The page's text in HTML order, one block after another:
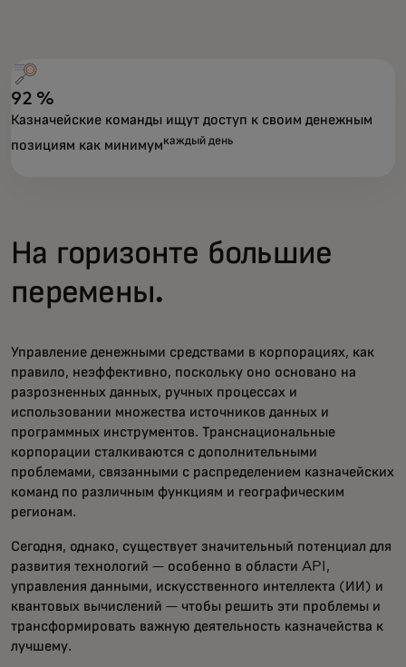
92 %
Казначейские команды ищут доступ к своим денежным
позициям как минимумкаждый день
На горизонте большие
перемены.
Управление денежными средствами в корпорациях, как
правило, неэффективно, поскольку оно основано на
разрозненных данных, ручных процессах и
использовании множества источников данных и
программных инструментов. Транснациональные
корпорации сталкиваются с дополнительными
проблемами, связанными с распределением казначейских
команд по различным функциям и географическим
регионам.
Сегодня, однако, существует значительный потенциал для
развития технологий — особенно в области API,
управления данными, искусственного интеллекта (ИИ) и
квантовых вычислений — чтобы решить эти проблемы и
трансформировать важную деятельность казначейства к
лучшему.